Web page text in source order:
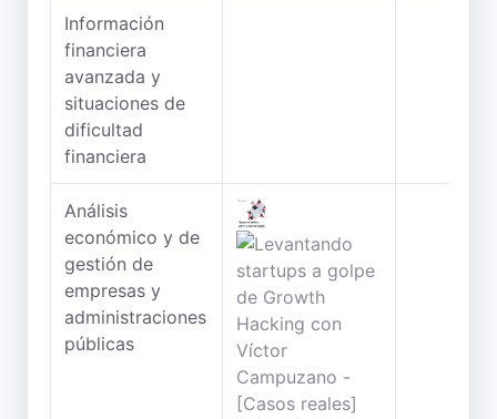
Información
financiera
avanzada y
situaciones de
dificultad
financiera
Análisis
económico y de
gestión de
empresas y
administraciones
públicas